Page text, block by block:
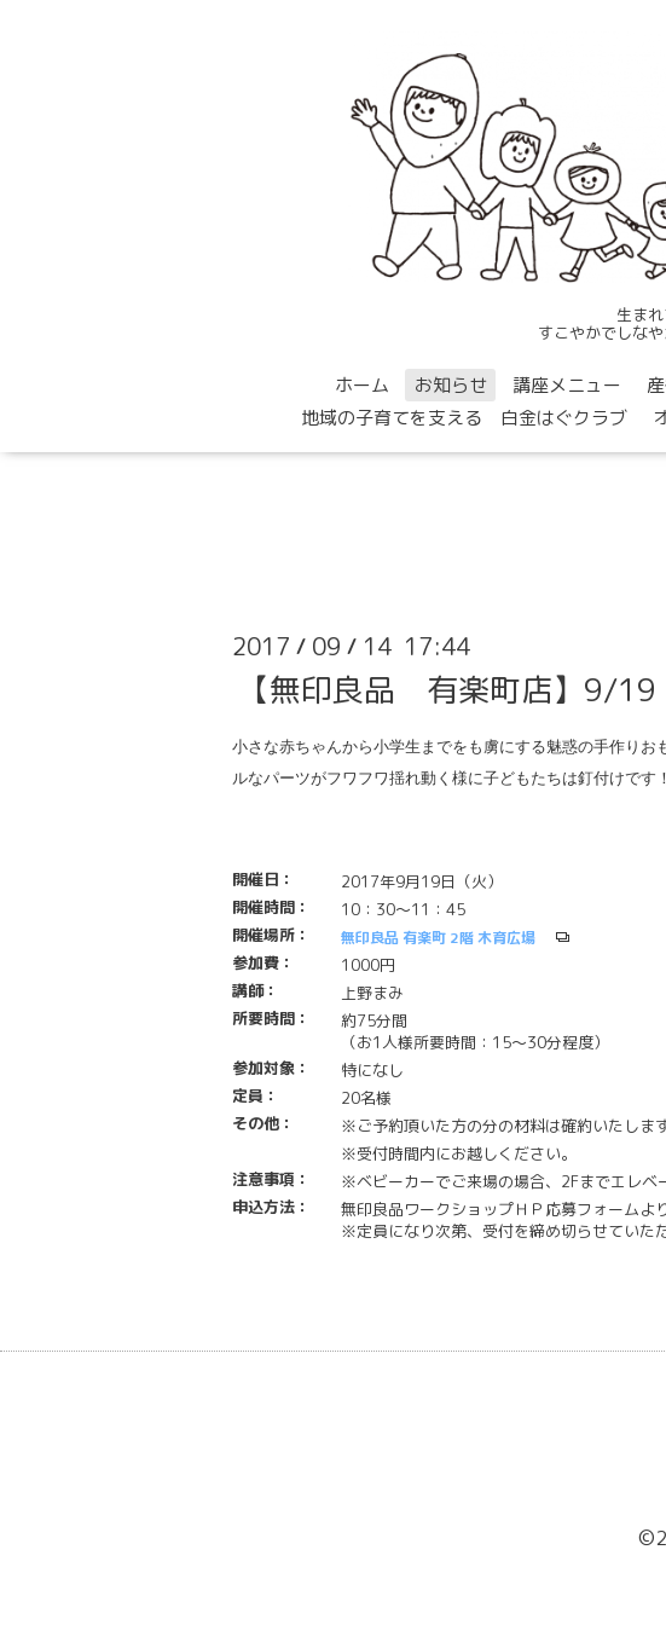
生ま
すこやかでしな
ホーム お知らせ 講座メニュー
地域の子育てを支える 白金はぐクラブ
2017 / 09 / 14 17:44
【無印良品 有楽町店】9/
小さな赤ちゃんから小学生までをも虜にする魅惑の手作り
ルなパーツがフワフワ揺れ動く様に子どもたちは釘付けで
開催日：
2017年9月19日（火）
開催時間：
10：30～11：45
開催場所：
無印良品 有楽町 2階 木育広場
参加費：
1000円
講師：
上野まみ
所要時間：
約75分間
（お1人様所要時間：15〜30分程度）
参加対象：
特になし
定員：
20名様
その他：
※ご予約頂いた方の分の材料は確約いたしま
※受付時間内にお越しください。
注意事項：
※ベビーカーでご来場の場合、2Fまでエレベ
申込方法：
無印良品ワークショップＨＰ応募フォームよ
※定員になり次第、受付を締め切らせていた